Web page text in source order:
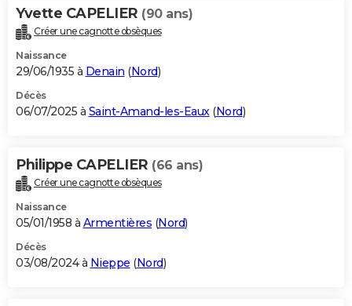
Bricolage
Lifestyle
Culture
Sport
Auto
Television
Voyage
Cinema
Yvette CAPELIER (90 ans)
Créer une cagnotte obsèques
Naissance
29/06/1935 à Denain (Nord)
Décès
06/07/2025 à Saint-Amand-les-Eaux(Nord)
Philippe CAPELIER (66 ans)
Créer une cagnotte obsèques
Naissance
05/01/1958 à Armentières (Nord)
Décès
03/08/2024 à Nieppe (Nord)